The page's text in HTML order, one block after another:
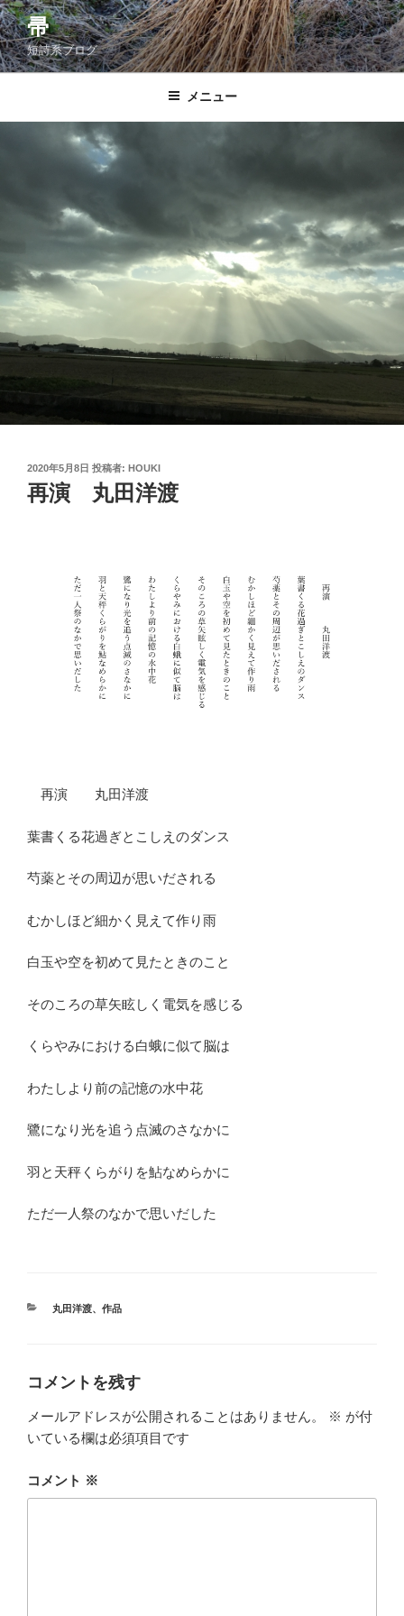
コ
ン
テ
ン
帚
短詩系ブログ
メニュー
投
稿
日:
2020年5月8日 投稿者: HOUKI
再演 丸田洋渡
再演 丸田洋渡
葉書くる花過ぎとこしえのダンス
芍薬とその周辺が思いだされる
むかしほど細かく見えて作り雨
白玉や空を初めて見たときのこと
そのころの草矢眩しく電気を感じる
くらやみにおける白蛾に似て脳は
わたしより前の記憶の水中花
鷺になり光を追う点滅のさなかに
羽と天秤くらがりを鮎なめらかに
ただ一人祭のなかで思いだした
カ
丸田洋渡、 作品
コメントを残す
メールアドレスが公開されることはありません。 ※ が付
いている欄は必須項目です
コメント ※